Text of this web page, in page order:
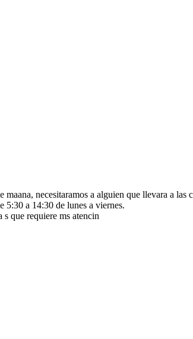
necesitaramos a alguien que llevara a
5:30 a 14:30 de lunes a viernes.
que requiere ms atencin